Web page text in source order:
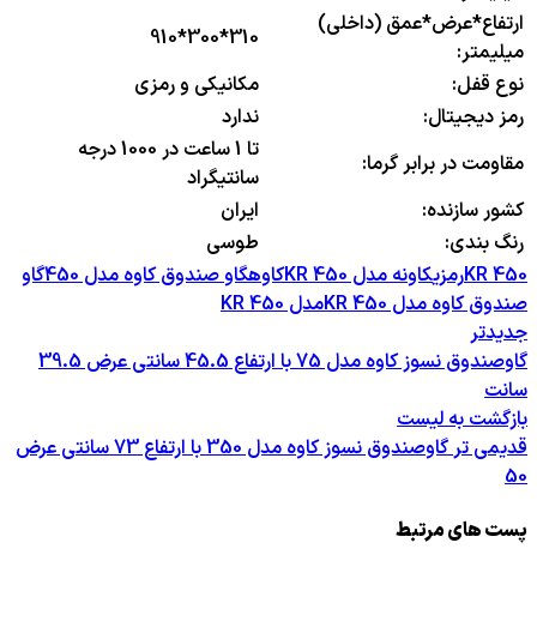
ارتفاع*عرض*عمق (داخلی)
میلیمتر:
910*300*310
نوع قفل:
مکانیکی و رمزی
رمز دیجیتال:
ندارد
مقاومت در برابر گرما:
سانتیگراد
کشور سازنده:
ایران
رنگ بندی:
طوسی
KR 450رمزیکاونه مدل KR 450 کاوهگاو صندوق کاوه مدل 450
گاو
صندوق کاوه مدل KR 450
مدل KR 450
جدیدتر
گاوصندوق نسوز کاوه مدل 75 با ارتفاع 45.5 سانتی عرض 39.5
سانت
بازگشت به لیست
قدیمی تر
گاوصندوق نسوز کاوه مدل 350 با ارتفاع 73 سانتی عرض
50
پست های مرتبط